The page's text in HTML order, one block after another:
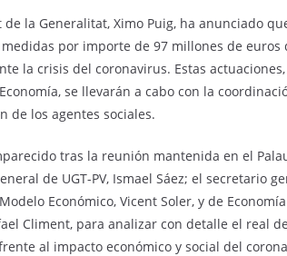
de la Generalitat, Ximo Puig, ha anunciado
por importe de 97 millones de euros
la crisis del coronavirus. Estas
se llevarán a cabo con la
de los agentes sociales.
tras la reunión mantenida en el
de UGT-PV, Ismael Sáez; el secretario
Económico, Vicent Soler, y de
Climent, para analizar con detalle el real
al impacto económico y social del